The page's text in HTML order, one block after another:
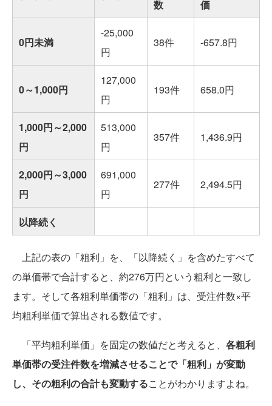
数 価
0円未満
-25,000
円
38件 -657.8円
0～1,000円
127,000
円
193件 658.0円
1,000円～2,000
円
513,000
円
357件 1,436.9円
2,000円～3,000
円
691,000
円
277件 2,494.5円
以降続く
上記の表の「粗利」を、「以降続く」を含めたすべて
の単価帯で合計すると、約276万円という粗利と一致し
ます。そして各粗利単価帯の「粗利」は、受注件数×平
均粗利単価で算出される数値です。
「平均粗利単価」を固定の数値だと考えると、 各粗利
単価帯の受注件数を増減させることで「粗利」が変動
し、その粗利の合計も変動することがわかりますよね。